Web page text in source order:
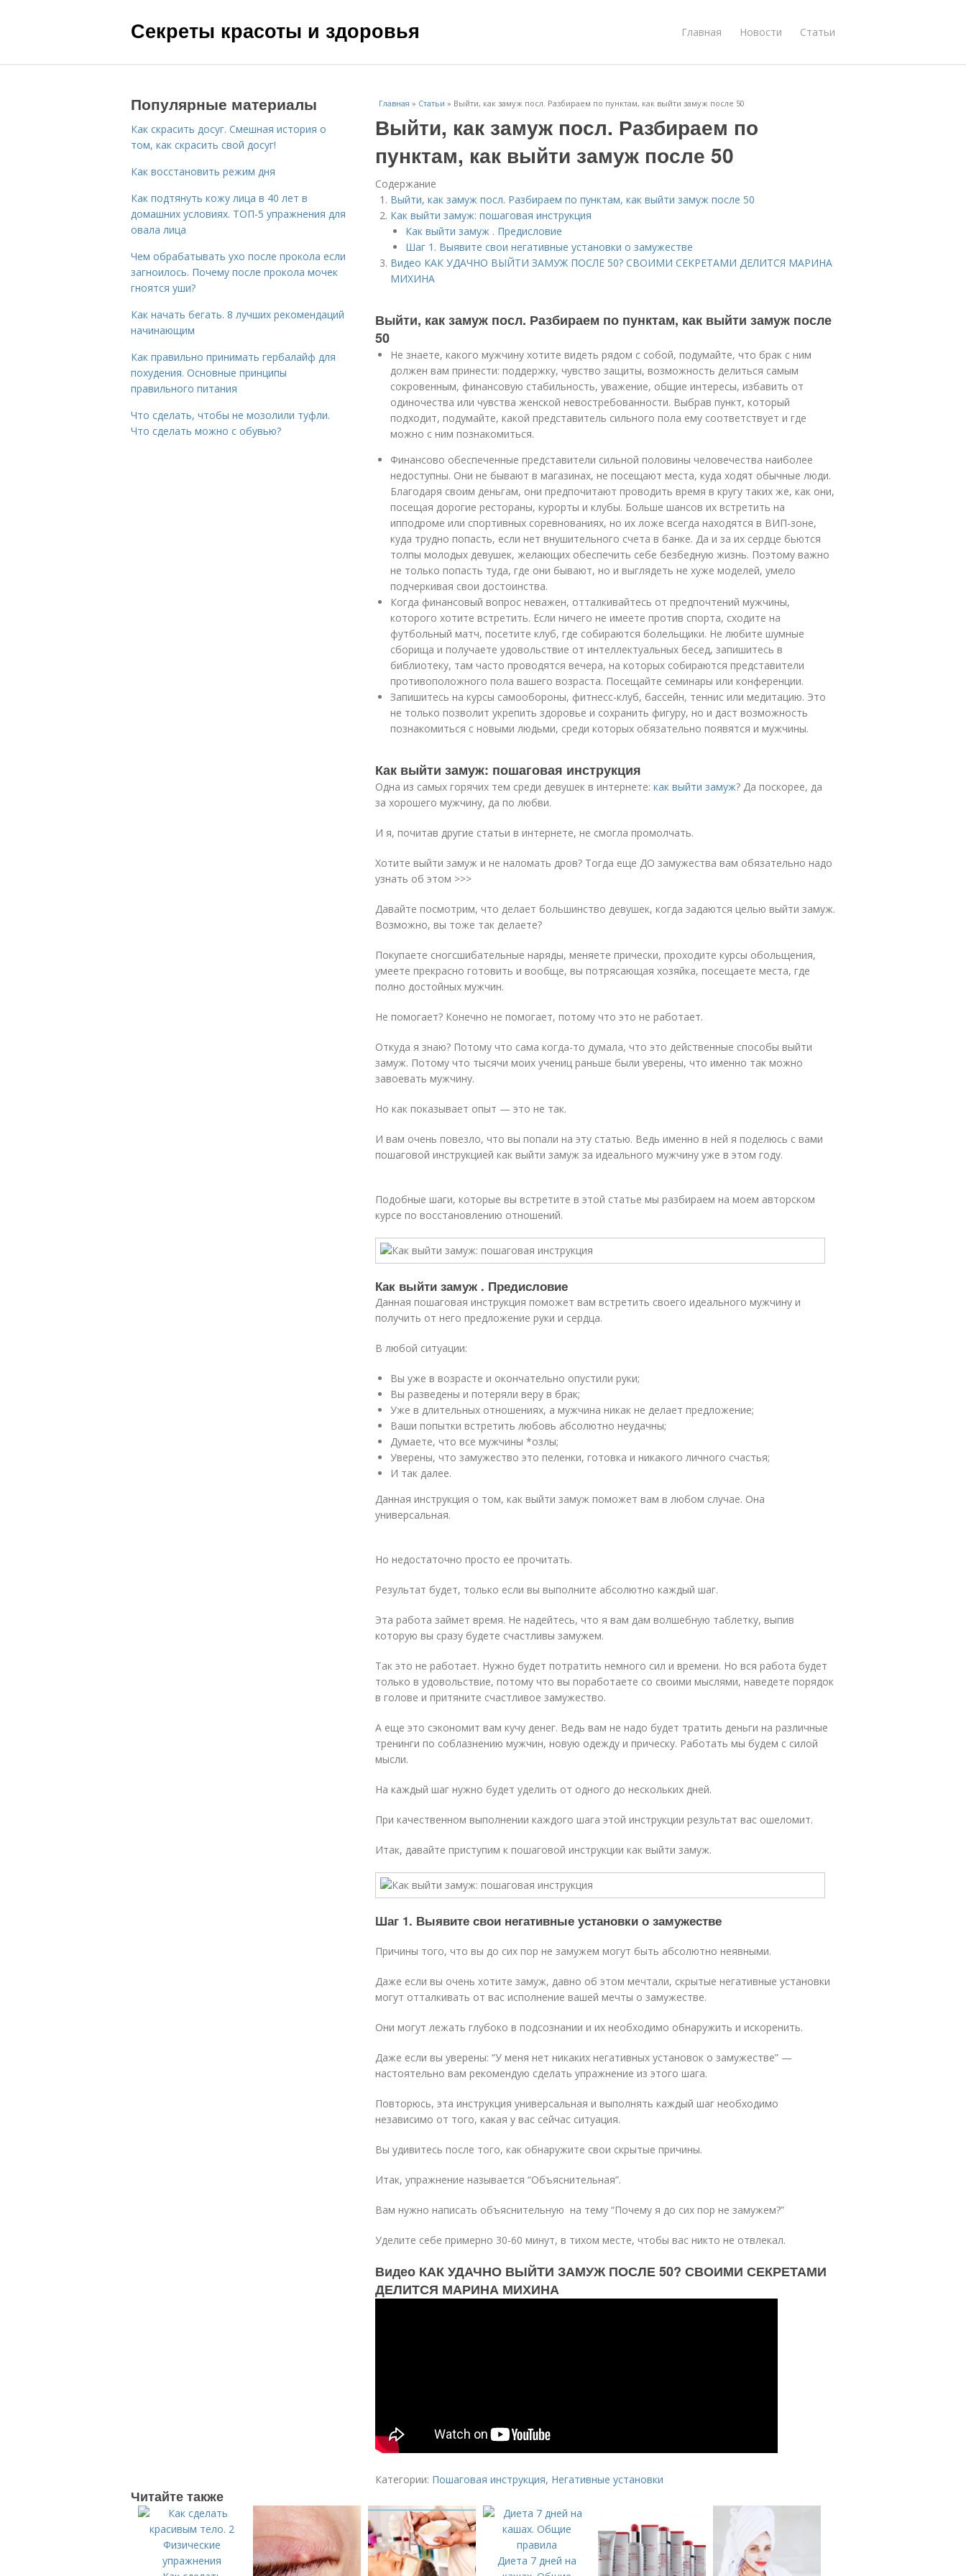
Секреты красоты и здоровья Главная Новости Статьи
Главная » Статьи » Выйти, как замуж посл. Разбираем по пунктам, как выйти замуж после 50
Выйти, как замуж посл. Разбираем по
пунктам, как выйти замуж после 50
Содержание
Выйти, как замуж посл. Разбираем по пунктам, как выйти замуж после 50
Как выйти замуж: пошаговая инструкция
Как выйти замуж . Предисловие
Шаг 1. Выявите свои негативные установки о замужестве
Видео КАК УДАЧНО ВЫЙТИ ЗАМУЖ ПОСЛЕ 50? СВОИМИ СЕКРЕТАМИ ДЕЛИТСЯ МАРИНА
МИХИНА
Выйти, как замуж посл. Разбираем по пунктам, как выйти замуж после
50
Не знаете, какого мужчину хотите видеть рядом с собой, подумайте, что брак с ним
должен вам принести: поддержку, чувство защиты, возможность делиться самым
сокровенным, финансовую стабильность, уважение, общие интересы, избавить от
одиночества или чувства женской невостребованности. Выбрав пункт, который
подходит, подумайте, какой представитель сильного пола ему соответствует и где
можно с ним познакомиться.
Финансово обеспеченные представители сильной половины человечества наиболее
недоступны. Они не бывают в магазинах, не посещают места, куда ходят обычные люди.
Благодаря своим деньгам, они предпочитают проводить время в кругу таких же, как они,
посещая дорогие рестораны, курорты и клубы. Больше шансов их встретить на
ипподроме или спортивных соревнованиях, но их ложе всегда находятся в ВИП-зоне,
куда трудно попасть, если нет внушительного счета в банке. Да и за их сердце бьются
толпы молодых девушек, желающих обеспечить себе безбедную жизнь. Поэтому важно
не только попасть туда, где они бывают, но и выглядеть не хуже моделей, умело
подчеркивая свои достоинства.
Когда финансовый вопрос неважен, отталкивайтесь от предпочтений мужчины,
которого хотите встретить. Если ничего не имеете против спорта, сходите на
футбольный матч, посетите клуб, где собираются болельщики. Не любите шумные
сборища и получаете удовольствие от интеллектуальных бесед, запишитесь в
библиотеку, там часто проводятся вечера, на которых собираются представители
противоположного пола вашего возраста. Посещайте семинары или конференции.
Запишитесь на курсы самообороны, фитнесс-клуб, бассейн, теннис или медитацию. Это
не только позволит укрепить здоровье и сохранить фигуру, но и даст возможность
познакомиться с новыми людьми, среди которых обязательно появятся и мужчины.
Как выйти замуж: пошаговая инструкция
Одна из самых горячих тем среди девушек в интернете: как выйти замуж? Да поскорее, да
за хорошего мужчину, да по любви.
И я, почитав другие статьи в интернете, не смогла промолчать.
Хотите выйти замуж и не наломать дров? Тогда еще ДО замужества вам обязательно надо
узнать об этом >>>
Давайте посмотрим, что делает большинство девушек, когда задаются целью выйти замуж.
Возможно, вы тоже так делаете?
Покупаете сногсшибательные наряды, меняете прически, проходите курсы обольщения,
умеете прекрасно готовить и вообще, вы потрясающая хозяйка, посещаете места, где
полно достойных мужчин.
Не помогает? Конечно не помогает, потому что это не работает.
Откуда я знаю? Потому что сама когда-то думала, что это действенные способы выйти
замуж. Потому что тысячи моих учениц раньше были уверены, что именно так можно
завоевать мужчину.
Но как показывает опыт — это не так.
И вам очень повезло, что вы попали на эту статью. Ведь именно в ней я поделюсь с вами
пошаговой инструкцией как выйти замуж за идеального мужчину уже в этом году.
Подобные шаги, которые вы встретите в этой статье мы разбираем на моем авторском
курсе по восстановлению отношений.
Как выйти замуж . Предисловие
Данная пошаговая инструкция поможет вам встретить своего идеального мужчину и
получить от него предложение руки и сердца.
В любой ситуации:
Вы уже в возрасте и окончательно опустили руки;
Вы разведены и потеряли веру в брак;
Уже в длительных отношениях, а мужчина никак не делает предложение;
Ваши попытки встретить любовь абсолютно неудачны;
Думаете, что все мужчины *озлы;
Уверены, что замужество это пеленки, готовка и никакого личного счастья;
И так далее.
Данная инструкция о том, как выйти замуж поможет вам в любом случае. Она
универсальная.
Но недостаточно просто ее прочитать.
Результат будет, только если вы выполните абсолютно каждый шаг.
Эта работа займет время. Не надейтесь, что я вам дам волшебную таблетку, выпив
которую вы сразу будете счастливы замужем.
Так это не работает. Нужно будет потратить немного сил и времени. Но вся работа будет
только в удовольствие, потому что вы поработаете со своими мыслями, наведете порядок
в голове и притяните счастливое замужество.
А еще это сэкономит вам кучу денег. Ведь вам не надо будет тратить деньги на различные
тренинги по соблазнению мужчин, новую одежду и прическу. Работать мы будем с силой
мысли.
На каждый шаг нужно будет уделить от одного до нескольких дней.
При качественном выполнении каждого шага этой инструкции результат вас ошеломит.
Итак, давайте приступим к пошаговой инструкции как выйти замуж.
Шаг 1. Выявите свои негативные установки о замужестве
Причины того, что вы до сих пор не замужем могут быть абсолютно неявными.
Даже если вы очень хотите замуж, давно об этом мечтали, скрытые негативные установки
могут отталкивать от вас исполнение вашей мечты о замужестве.
Они могут лежать глубоко в подсознании и их необходимо обнаружить и искоренить.
Даже если вы уверены: “У меня нет никаких негативных установок о замужестве” —
настоятельно вам рекомендую сделать упражнение из этого шага.
Повторюсь, эта инструкция универсальная и выполнять каждый шаг необходимо
независимо от того, какая у вас сейчас ситуация.
Вы удивитесь после того, как обнаружите свои скрытые причины.
Итак, упражнение называется “Объяснительная”.
Вам нужно написать объяснительную на тему “Почему я до сих пор не замужем?”
Уделите себе примерно 30-60 минут, в тихом месте, чтобы вас никто не отвлекал.
Видео КАК УДАЧНО ВЫЙТИ ЗАМУЖ ПОСЛЕ 50? СВОИМИ СЕКРЕТАМИ
ДЕЛИТСЯ МАРИНА МИХИНА
Категории: Пошаговая инструкция, Негативные установки
Популярные материалы
Как скрасить досуг. Смешная история о
том, как скрасить свой досуг!
Как восстановить режим дня
Как подтянуть кожу лица в 40 лет в
домашних условиях. ТОП-5 упражнения для
овала лица
Чем обрабатывать ухо после прокола если
загноилось. Почему после прокола мочек
гноятся уши?
Как начать бегать. 8 лучших рекомендаций
начинающим
Как правильно принимать гербалайф для
похудения. Основные принципы
правильного питания
Что сделать, чтобы не мозолили туфли.
Что сделать можно с обувью?
Читайте также
Диета 7 дней на